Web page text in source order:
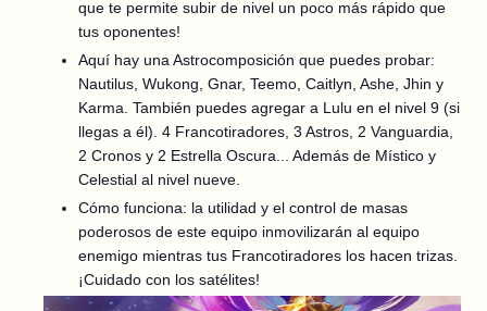
que te permite subir de nivel un poco más rápido que
tus oponentes!
Aquí hay una Astrocomposición que puedes probar:
Nautilus, Wukong, Gnar, Teemo, Caitlyn, Ashe, Jhin y
Karma. También puedes agregar a Lulu en el nivel 9 (si
llegas a él). 4 Francotiradores, 3 Astros, 2 Vanguardia,
2 Cronos y 2 Estrella Oscura... Además de Místico y
Celestial al nivel nueve.
Cómo funciona: la utilidad y el control de masas
poderosos de este equipo inmovilizarán al equipo
enemigo mientras tus Francotiradores los hacen trizas.
¡Cuidado con los satélites!